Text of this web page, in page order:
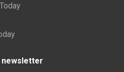
newsletter